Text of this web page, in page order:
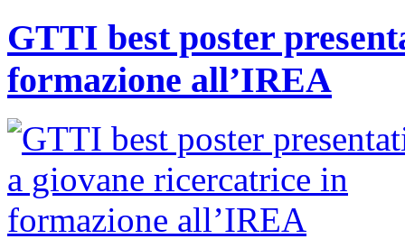
GTTI best poster
formazione all’IREA